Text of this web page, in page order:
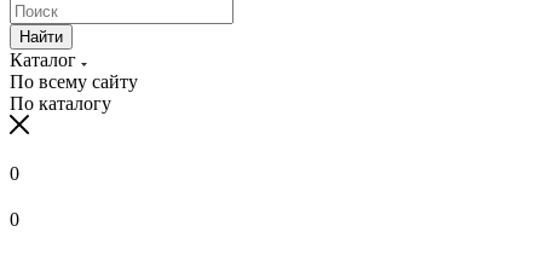
Найти
Каталог
По всему сайту
По каталогу
0
0